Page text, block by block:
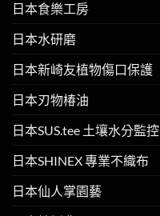
日本食樂工房
日本水研磨
日本新崎友植物傷口保護
日本刃物椿油
日本SUS.tee 土壤水分監控
日本SHINEX 專業不織布
日本仙人掌園藝